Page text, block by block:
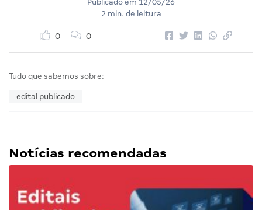
Publicado em 12/05/26
2 min. de leitura
0 0
Tudo que sabemos sobre:
edital publicado
Notícias recomendadas